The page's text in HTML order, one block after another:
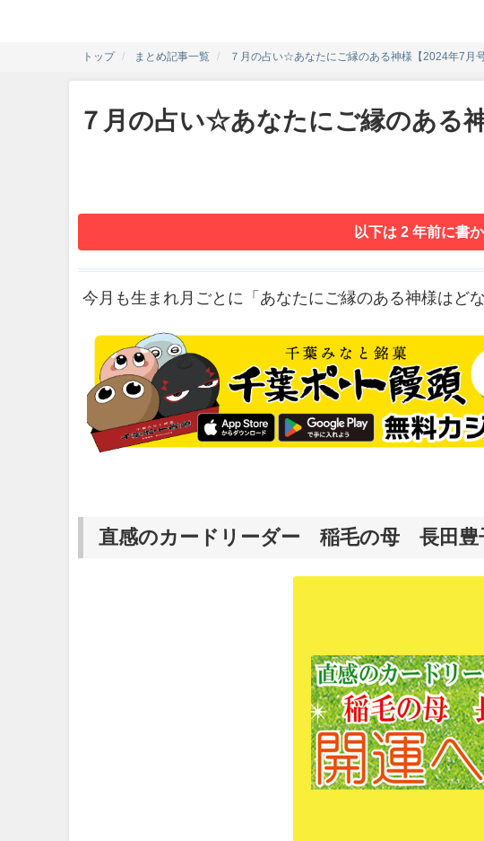
トップ まとめ記事一覧 ７月の占い☆あなたにご縁のある神様【2024年7月号
７月の占い☆あなたにご縁のある
以下は 2 年前に書
今月も生まれ月ごとに「あなたにご縁のある神様はど
直感のカードリーダー 稲毛の母 長田豊